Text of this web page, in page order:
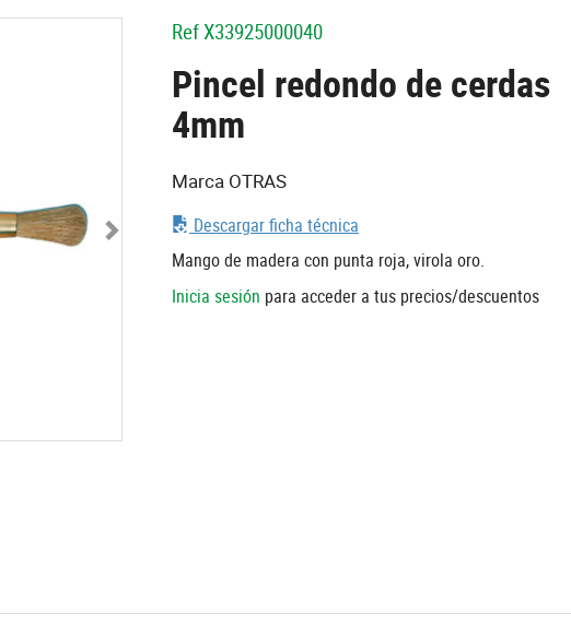
RefX33925000040
Pincel redondo de cerdas
4mm
Marca OTRAS
Descargar ficha técnica
Mango de madera con punta roja, virola oro.
Inicia sesión para acceder a tus precios/descuentos